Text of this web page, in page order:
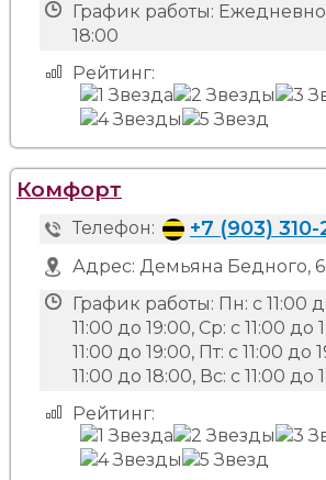
График работы: Ежедневно
18:00
Рейтинг:
Комфорт
Телефон: +7 (903) 310-
Адрес: Демьяна Бедного,
График работы: Пн: с 11:00
11:00 до 19:00, Ср: с 11:00 до
11:00 до 19:00, Пт: с 11:00 до
11:00 до 18:00, Вс: с 11:00 до
Рейтинг: